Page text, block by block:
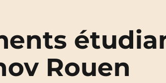
Rouen